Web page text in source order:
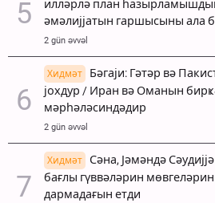
илләрлә план
әмәлијјатын гаршысыны ала
2 gün əvvəl
Хидмәт
Бәгаји: Гәтәр вә
јохдур / Иран вә Оманын
мәрһәләсиндәдир
2 gün əvvəl
Хидмәт
Сәна, Јәмәндә
бағлы гүввәләрин
дармадағын етди